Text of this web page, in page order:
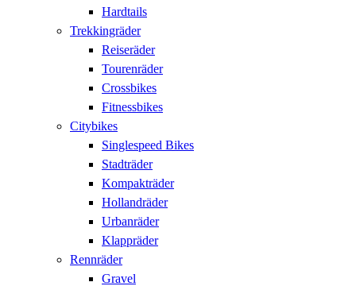
Hardtails
Trekkingräder
Reiseräder
Tourenräder
Crossbikes
Fitnessbikes
Citybikes
Singlespeed Bikes
Stadträder
Kompakträder
Hollandräder
Urbanräder
Klappräder
Rennräder
Gravel